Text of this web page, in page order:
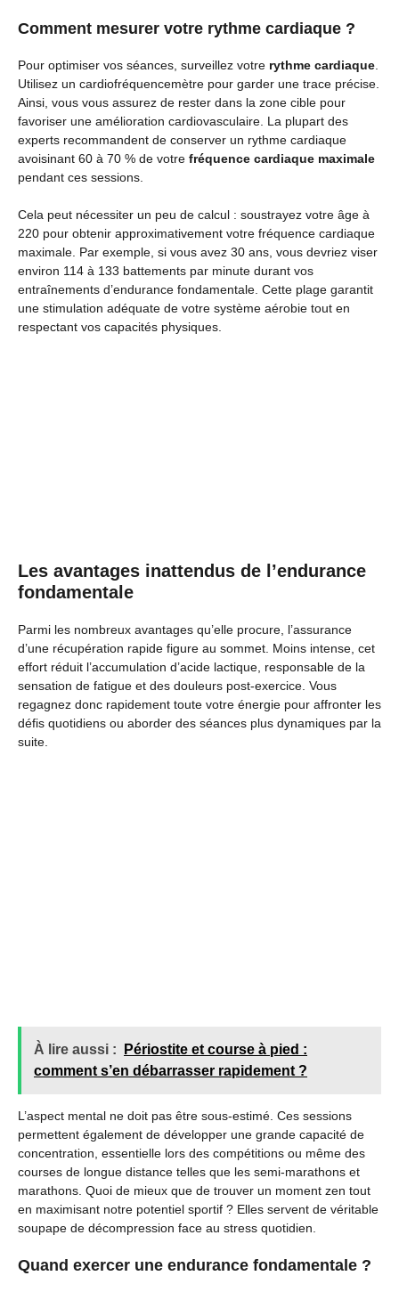
Comment mesurer votre rythme cardiaque ?
Pour optimiser vos séances, surveillez votre rythme cardiaque
Utilisez un cardiofréquencemètre pour garder une trace précise.
Ainsi, vous vous assurez de rester dans la zone cible pour
favoriser une amélioration cardiovasculaire. La plupart des
experts recommandent de conserver un rythme cardiaque
avoisinant 60 à 70 % de votre fréquence cardiaque maximale
pendant ces sessions.
Cela peut nécessiter un peu de calcul : soustrayez votre âge à
220 pour obtenir approximativement votre fréquence cardiaque
maximale. Par exemple, si vous avez 30 ans, vous devriez viser
environ 114 à 133 battements par minute durant vos
entraînements d’endurance fondamentale. Cette plage garantit
une stimulation adéquate de votre système aérobie tout en
respectant vos capacités physiques.
Les avantages inattendus de l’endurance
fondamentale
Parmi les nombreux avantages qu’elle procure, l’assurance
d’une récupération rapide figure au sommet. Moins intense, cet
effort réduit l’accumulation d’acide lactique, responsable de la
sensation de fatigue et des douleurs post-exercice. Vous
regagnez donc rapidement toute votre énergie pour affronter les
défis quotidiens ou aborder des séances plus dynamiques par la
suite.
À lire aussi :
Périostite et course à pied :
comment s’en débarrasser rapidement ?
L’aspect mental ne doit pas être sous-estimé. Ces sessions
permettent également de développer une grande capacité de
concentration, essentielle lors des compétitions ou même des
courses de longue distance telles que les semi-marathons et
marathons. Quoi de mieux que de trouver un moment zen tout
en maximisant notre potentiel sportif ? Elles servent de véritable
soupape de décompression face au stress quotidien.
Quand exercer une endurance fondamentale ?